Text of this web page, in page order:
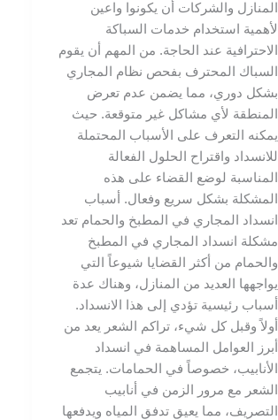
المنازل والشركات أن يكونوا واعين
لأهمية استخدام خدمات السباكة
الاحترافية عند الحاجة. من المهم أن يقوم
السباك المحترف بفحص نظام المجاري
بشكل دوري، مما يضمن عدم تعرض
المنطقة لأي مشاكل غير متوقعة. حيث
يمكنه التعرف على الأسباب المحتملة
للانسداد واقتراح الحلول الفعالة
المناسبة لوضع القضاء على هذه
المشكلة بشكل سريع وفعال. أسباب
انسداد المجاري في المطبخ والحمام تعد
مشكلة انسداد المجاري في المطبخ
والحمام من أكثر القضايا شيوعاً التي
يواجهها العديد من المنازل، وهناك عدة
أسباب رئيسية تؤدي إلى هذا الانسداد.
أولاً وقبل كل شيء، تراكم الشعر يعد من
أبرز العوامل المساهمة في انسداد
الأنابيب، خصوصاً في الحمامات. يتجمع
الشعر مع مرور الزمن في أنابيب
التصريف، مما يعيق تدفق المياه ويدفعها